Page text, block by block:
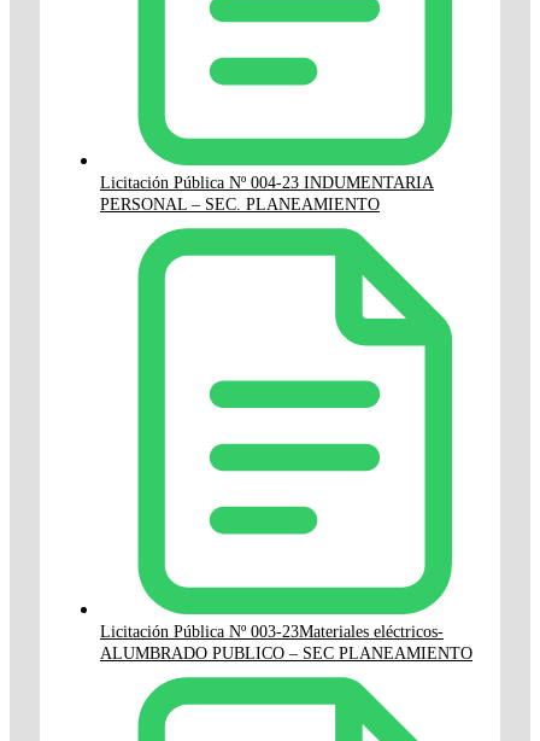
Licitación Pública Nº 004-23 INDUMENTARIA
PERSONAL – SEC. PLANEAMIENTO
Licitación Pública Nº 003-23Materiales eléctricos-
ALUMBRADO PUBLICO – SEC PLANEAMIENTO